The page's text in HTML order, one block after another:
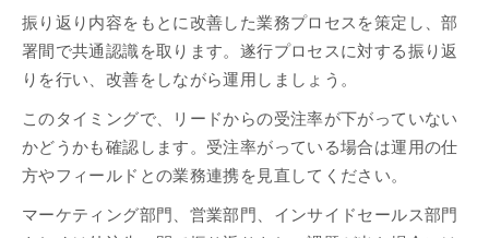
振り返り内容をもとに改善した業務プロセスを策定し、部
署間で共通認識を取ります。遂行プロセスに対する振り返
りを行い、改善をしながら運用しましょう。
このタイミングで、リードからの受注率が下がっていない
かどうかも確認します。受注率がっている場合は運用の仕
方やフィールドとの業務連携を見直してください。
マーケティング部門、営業部門、インサイドセールス部門